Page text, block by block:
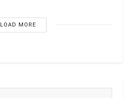
LOAD MORE